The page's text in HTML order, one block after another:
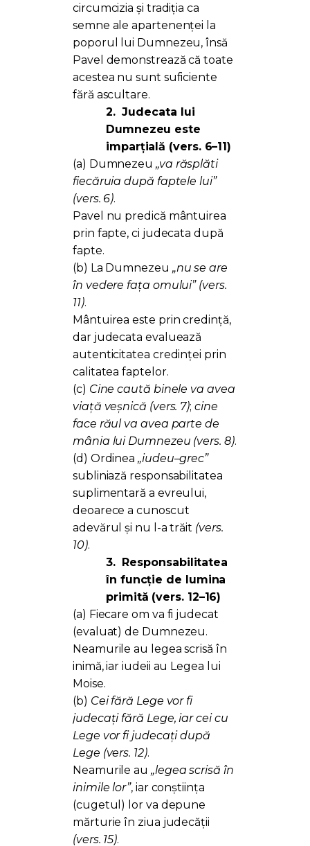
circumcizia și tradiția ca
semne ale apartenenței la
poporul lui Dumnezeu, însă
Pavel demonstrează că toate
acestea nu sunt suficiente
fără ascultare.
2. Judecata lui
Dumnezeu este
imparțială (vers. 6–11)
(a) Dumnezeu „va răsplăti
fiecăruia după faptele lui”
(vers. 6).
Pavel nu predică mântuirea
prin fapte, ci judecata după
fapte.
(b) La Dumnezeu „nu se are
în vedere fața omului” (vers.
11).
Mântuirea este prin credință,
dar judecata evaluează
autenticitatea credinței prin
calitatea faptelor.
(c) Cine caută binele va avea
viață veșnică (vers. 7);cine
face răul va avea parte de
mânia lui Dumnezeu (vers. 8).
(d) Ordinea„iudeu–grec”
subliniază responsabilitatea
suplimentară a evreului,
deoarece a cunoscut
adevărul și nu l-a trăit (vers.
10).
3. Responsabilitatea
în funcție de lumina
primită (vers. 12–16)
(a) Fiecare om va fi judecat
(evaluat) de Dumnezeu.
Neamurile au legea scrisă în
inimă, iar iudeii au Legea lui
Moise.
(b) Cei fără Lege vor fi
judecați fără Lege, iar cei cu
Lege vor fi judecați după
Lege (vers. 12).
Neamurile au „legea scrisă în
inimile lor”, iar conștiința
(cugetul) lor va depune
mărturie în ziua judecății
(vers. 15).